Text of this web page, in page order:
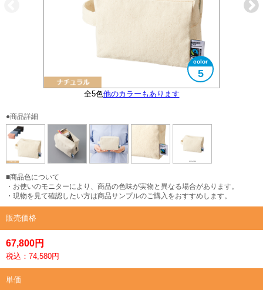
全5色他のカラーもあります
5
使用イメージ
大きさイメージ
フェアトレード認証ラベル付き
●商品詳細
■商品色について
・お使いのモニターにより、商品の色味が実物と異なる場合があります。
・現物を見て確認したい方は商品サンプルのご購入をおすすめします。
販売価格
67,800円
税込：74,580円
単価